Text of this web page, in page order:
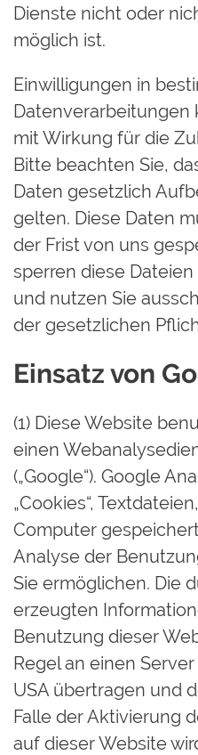
Dienste nicht oder
möglich ist.
Einwilligungen in
Datenverarbeitungen
mit Wirkung für die
Bitte beachten Sie,
Daten gesetzlich
gelten. Diese Daten
der Frist von uns
sperren diese
und nutzen Sie
der gesetzlichen
Einsatz von
(1) Diese Website
einen
(„Google“). Google
„Cookies“,
Computer
Analyse der
Sie ermöglichen. Die
erzeugten
Benutzung dieser
Regel an einen
USA übertragen und
Falle der Aktivierung
auf dieser Website